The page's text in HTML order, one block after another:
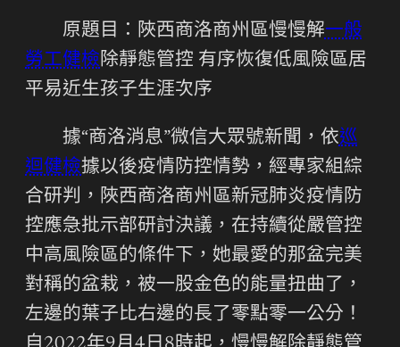
原題目：陜西商洛商州區慢慢解一般
勞工健檢除靜態管控 有序恢復低風險區居
平易近生孩子生涯次序
據“商洛消息”微信大眾號新聞，依巡
迴健檢據以後疫情防控情勢，經專家組綜
合研判，陜西商洛商州區新冠肺炎疫情防
控應急批示部研討決議，在持續從嚴管控
中高風險區的條件下，她最愛的那盆完美
對稱的盆栽，被一股金色的能量扭曲了，
左邊的葉子比右邊的長了零點零一公分！